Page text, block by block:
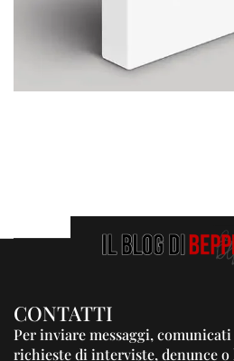
CONTATTI
Per inviare messaggi,
richieste di interviste, denunce o